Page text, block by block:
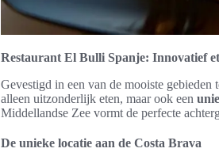
Restaurant El Bulli Spanje: Innovatief
Gevestigd in een van de mooiste gebieden
alleen uitzonderlijk eten, maar ook een
Middellandse Zee vormt de perfecte
De unieke locatie aan de Costa Brava